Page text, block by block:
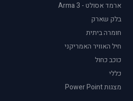
ארמד אסולט - Arma 3
בלק שארק
חומרה ביתית
חיל האוויר האמריקני
כוכב כחול
כללי
מצגות Power Point